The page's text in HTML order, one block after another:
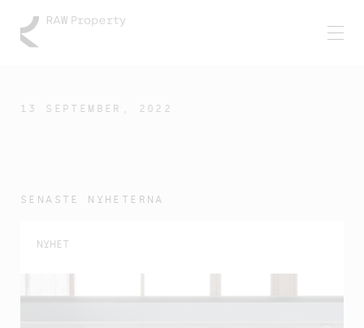
13 SEPTEMBER, 2022
SENASTE NYHETERNA
NYHET